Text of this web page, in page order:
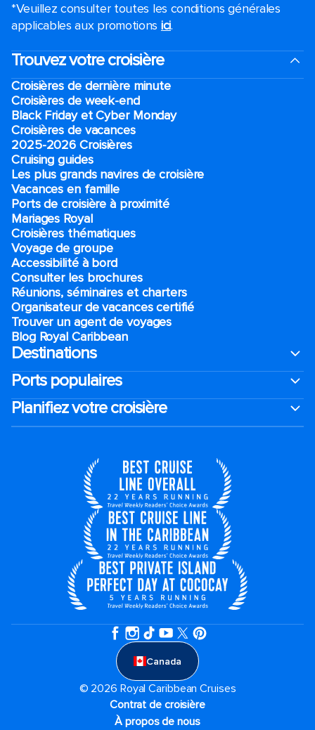
*Veuillez consulter toutes les conditions générales
applicables aux promotions ici.
Trouvez votre croisière
Croisières de dernière minute
Croisières de week-end
Black Friday et Cyber Monday
Croisières de vacances
2025-2026 Croisières
Cruising guides
Les plus grands navires de croisière
Vacances en famille
Ports de croisière à proximité
Mariages Royal
Croisières thématiques
Voyage de groupe​
Accessibilité à bord​
Consulter les brochures
Réunions, séminaires et charters
Organisateur de vacances certifié
Trouver un agent de voyages
Blog Royal Caribbean
Destinations
Ports populaires
Planifiez votre croisière
Canada
© 2026 Royal Caribbean Cruises
Contrat de croisière
À propos de nous